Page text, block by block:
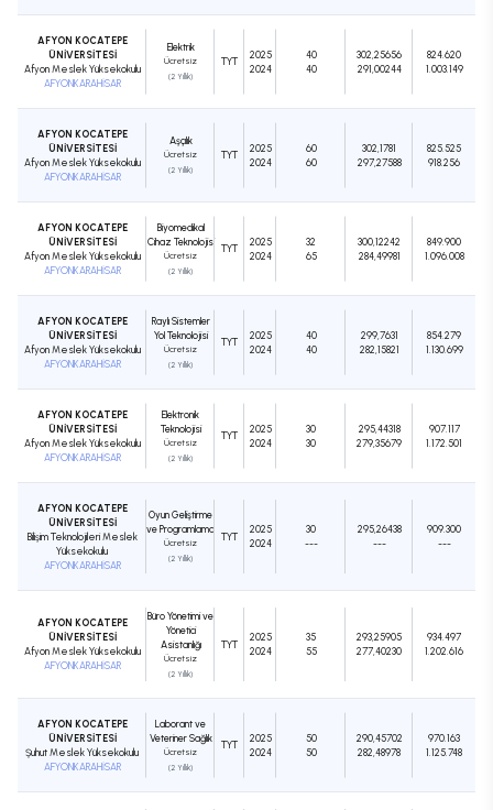
AFYON KOCATEPE
ÜNİVERSİTESİ
Afyon Meslek Yüksekokulu
AFYONKARAHİSAR
Elektrik
Ücretsiz
(2 Yıllık)
TYT
2025
2024
40
40
302,25656
291,00244
824.620
1.003.149
AFYON KOCATEPE
ÜNİVERSİTESİ
Afyon Meslek Yüksekokulu
AFYONKARAHİSAR
Aşçılık
Ücretsiz
(2 Yıllık)
TYT
2025
2024
60
60
302,1781
297,27588
825.525
918.256
AFYON KOCATEPE
ÜNİVERSİTESİ
Afyon Meslek Yüksekokulu
AFYONKARAHİSAR
Biyomedikal
Cihaz Teknolojisi
Ücretsiz
(2 Yıllık)
TYT
2025
2024
32
65
300,12242
284,49981
849.900
1.096.008
AFYON KOCATEPE
ÜNİVERSİTESİ
Afyon Meslek Yüksekokulu
AFYONKARAHİSAR
Raylı Sistemler
Yol Teknolojisi
Ücretsiz
(2 Yıllık)
TYT
2025
2024
40
40
299,7631
282,15821
854.279
1.130.699
AFYON KOCATEPE
ÜNİVERSİTESİ
Afyon Meslek Yüksekokulu
AFYONKARAHİSAR
Elektronik
Teknolojisi
Ücretsiz
(2 Yıllık)
TYT
2025
2024
30
30
295,44318
279,35679
907.117
1.172.501
AFYON KOCATEPE
ÜNİVERSİTESİ
Bilişim Teknolojileri Meslek
Yüksekokulu
AFYONKARAHİSAR
Oyun Geliştirme
ve Programlama
Ücretsiz
(2 Yıllık)
TYT
2025
2024
30
---
295,26438
---
909.300
---
AFYON KOCATEPE
ÜNİVERSİTESİ
Afyon Meslek Yüksekokulu
AFYONKARAHİSAR
Büro Yönetimi ve
Yönetici
Asistanlığı
Ücretsiz
(2 Yıllık)
TYT
2025
2024
35
55
293,25905
277,40230
934.497
1.202.616
AFYON KOCATEPE
ÜNİVERSİTESİ
Şuhut Meslek Yüksekokulu
AFYONKARAHİSAR
Laborant ve
Veteriner Sağlık
Ücretsiz
(2 Yıllık)
TYT
2025
2024
50
50
290,45702
282,48978
970.163
1.125.748